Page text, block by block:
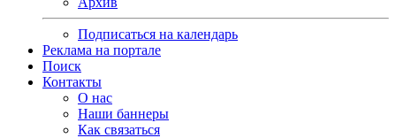
Подписаться на календарь
Реклама на портале
Поиск
Контакты
О нас
Наши баннеры
Как связаться